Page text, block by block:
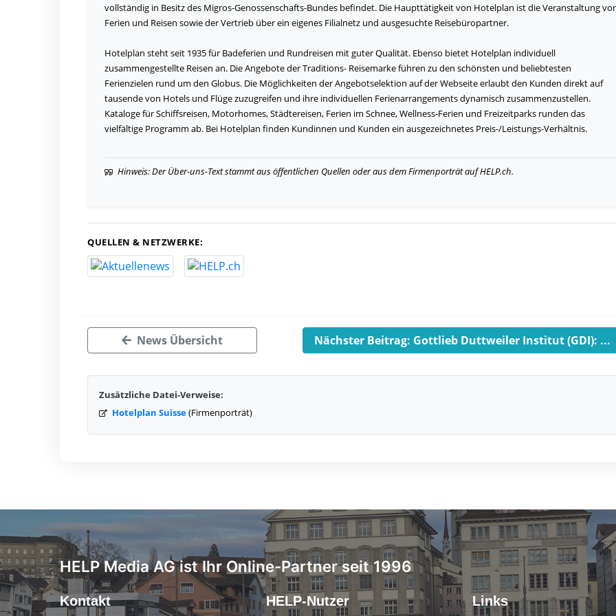
vollständig in Besitz des Migros-Genossenschafts-Bundes befindet. Die Haupttätigkeit von Hotelplan ist die Veranstaltung
Ferien und Reisen sowie der Vertrieb über ein eigenes Filialnetz und ausgesuchte Reisebüropartner.
Hotelplan steht seit 1935 für Badeferien und Rundreisen mit guter Qualität. Ebenso bietet Hotelplan individuell
zusammengestellte Reisen an. Die Angebote der Traditions- Reisemarke führen zu den schönsten und beliebtesten
Ferienzielen rund um den Globus. Die Möglichkeiten der Angebotselektion auf der Webseite erlaubt den Kunden direkt auf
tausende von Hotels und Flüge zuzugreifen und ihre individuellen Ferienarrangements dynamisch zusammenzustellen.
Kataloge für Schiffsreisen, Motorhomes, Städtereisen, Ferien im Schnee, Wellness-Ferien und Freizeitparks runden das
vielfältige Programm ab. Bei Hotelplan finden Kundinnen und Kunden ein ausgezeichnetes Preis-/Leistungs-Verhältnis.
Hinweis: Der Über-uns-Text stammt aus öffentlichen Quellen oder aus dem Firmenporträt auf HELP.ch.
QUELLEN & NETZWERKE:
News Übersicht Nächster Beitrag: Gottlieb Duttweiler Institut (GDI): ...
Zusätzliche Datei-Verweise:
Hotelplan Suisse(Firmenporträt)
HELP Media AG ist Ihr Online-Partner seit 1996
Kontakt HELP-Nutzer Links